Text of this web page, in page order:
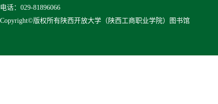
电话：029-81896066
Copyright©版权所有陕西开放大学（陕西工商职业学院）图书馆